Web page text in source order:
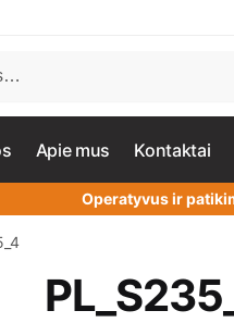
Apie mus Kontaktai
Operatyvus ir